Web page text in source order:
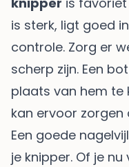
is sterk, ligt goed
controle. Zorg er
scherp zijn. Een
plaats van hem te
kan ervoor
Een goede
je knipper. Of je